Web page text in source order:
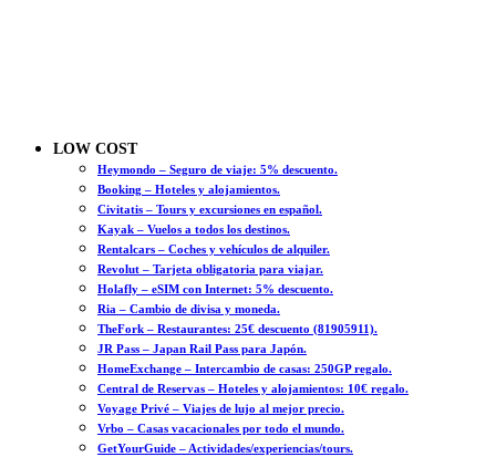
LOW COST
Heymondo – Seguro de viaje: 5% descuento.
Booking – Hoteles y alojamientos.
Civitatis – Tours y excursiones en español.
Kayak – Vuelos a todos los destinos.
Rentalcars – Coches y vehículos de alquiler.
Revolut – Tarjeta obligatoria para viajar.
Holafly – eSIM con Internet: 5% descuento.
Ria – Cambio de divisa y moneda.
TheFork – Restaurantes: 25€ descuento (81905911).
JR Pass – Japan Rail Pass para Japón.
HomeExchange – Intercambio de casas: 250GP regalo.
Central de Reservas – Hoteles y alojamientos: 10€ regalo.
Voyage Privé – Viajes de lujo al mejor precio.
Vrbo – Casas vacacionales por todo el mundo.
GetYourGuide – Actividades/experiencias/tours.